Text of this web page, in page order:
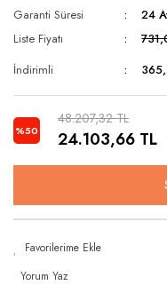
Garanti Süresi
24
Liste Fiyatı
İndirimli
%50
48.207,32 TL
24.103,66 TL
Yorum Yaz